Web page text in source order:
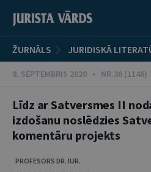
ŽURNĀLS JURIDISKĀ
8. SEPTEMBRIS 2020 • NR.36 (1146)
Līdz ar Satversmes II
izdošanu noslēdzies
komentāru projekts
PROFESORS DR. IUR.